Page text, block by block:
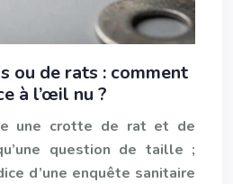
ou de rats : comment
à l’œil nu ?
une crotte de rat et de
question de taille ;
d’une enquête sanitaire